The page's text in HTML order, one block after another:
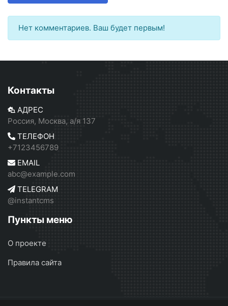
Нет комментариев. Ваш будет первым!
Контакты
АДРЕС
Россия, Москва, а/я 137
ТЕЛЕФОН
+7123456789
EMAIL
abc@example.com
TELEGRAM
@instantcms
Пункты меню
О проекте
Правила сайта